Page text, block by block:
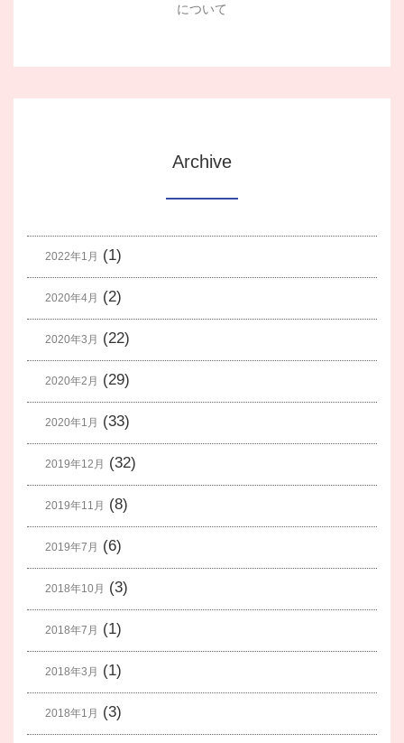
について
Archive
2022年1月 (1)
2020年4月 (2)
2020年3月 (22)
2020年2月 (29)
2020年1月 (33)
2019年12月 (32)
2019年11月 (8)
2019年7月 (6)
2018年10月 (3)
2018年7月 (1)
2018年3月 (1)
2018年1月 (3)